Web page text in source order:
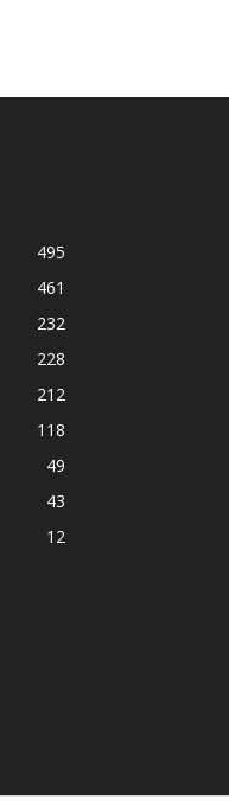
495
461
232
228
212
118
49
43
12